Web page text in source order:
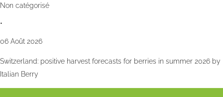
Non catégorisé
•
06 Août 2026
Switzerland: positive harvest forecasts for berries in summer 2026 by
Italian Berry